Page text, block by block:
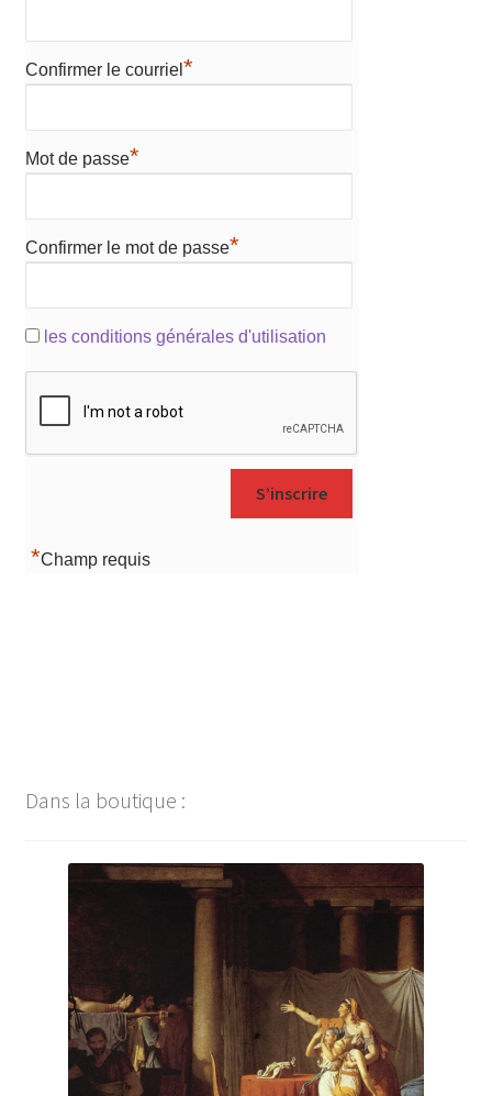
Confirmer le courriel *
Mot de passe*
Confirmer le mot de passe*
les conditions générales d'utilisation
*Champ requis
Dans la boutique :